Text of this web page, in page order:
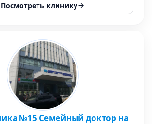
Посмотреть клинику
№15 Семейный доктор на